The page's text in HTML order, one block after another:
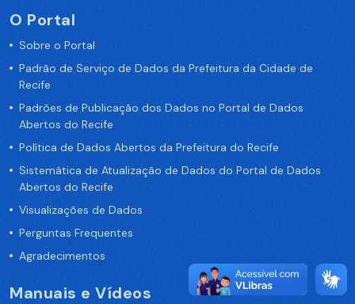
O Portal
Sobre o Portal
Padrão de Serviço de Dados da Prefeitura da Cidade de
Recife
Padrões de Publicação dos Dados no Portal de Dados
Abertos do Recife
Política de Dados Abertos da Prefeitura do Recife
Sistemática de Atualização de Dados do Portal de Dados
Abertos do Recife
Visualizações de Dados
Perguntas Frequentes
Agradecimentos
Manuais e Vídeos